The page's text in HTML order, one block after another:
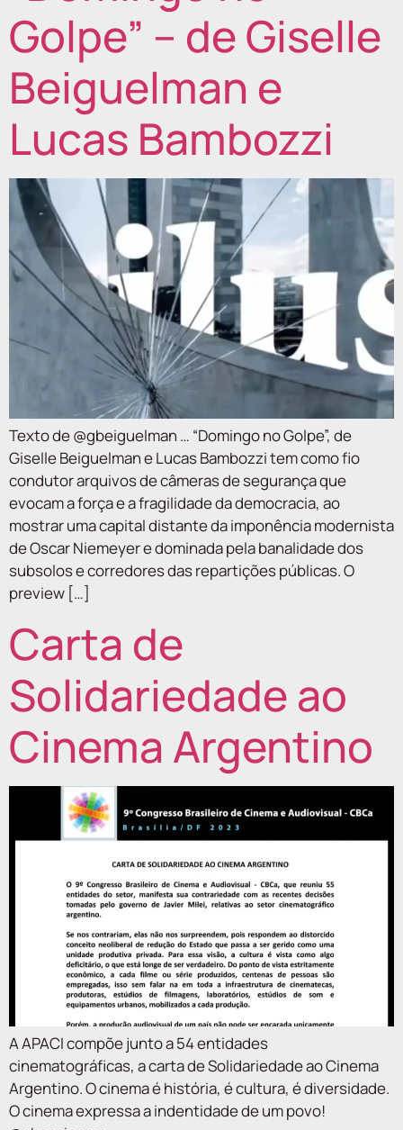
Golpe” – de Giselle
Beiguelman e
Lucas Bambozzi
Texto de @gbeiguelman … “Domingo no Golpe”, de
Giselle Beiguelman e Lucas Bambozzi tem como fio
condutor arquivos de câmeras de segurança que
evocam a força e a fragilidade da democracia, ao
mostrar uma capital distante da imponência modernista
de Oscar Niemeyer e dominada pela banalidade dos
subsolos e corredores das repartições públicas. O
preview […]
Carta de
Solidariedade ao
Cinema Argentino
A APACI compõe junto a 54 entidades
cinematográficas, a carta de Solidariedade ao Cinema
Argentino. O cinema é história, é cultura, é diversidade.
O cinema expressa a indentidade de um povo!